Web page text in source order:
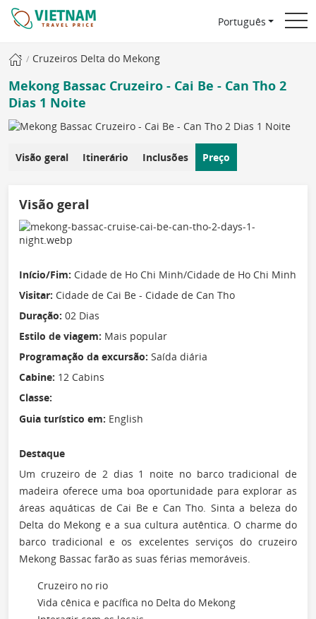
Português
Cruzeiros Delta do Mekong
Mekong Bassac Cruzeiro - Cai Be - Can Tho 2
Dias 1 Noite
Visão geral Itinerário Inclusões Preço
Visão geral
Início/Fim: Cidade de Ho Chi Minh/Cidade de Ho Chi Minh
Visitar: Cidade de Cai Be - Cidade de Can Tho
Duração: 02 Dias
Estilo de viagem: Mais popular
Programação da excursão: Saída diária
Cabine: 12 Cabins
Classe:
Guia turístico em: English
Destaque
Um cruzeiro de 2 dias 1 noite no barco tradicional de
madeira oferece uma boa oportunidade para explorar as
áreas aquáticas de Cai Be e Can Tho. Sinta a beleza do
Delta do Mekong e a sua cultura autêntica. O charme do
barco tradicional e os excelentes serviços do cruzeiro
Mekong Bassac farão as suas férias memoráveis.
Cruzeiro no rio
Vida cênica e pacífica no Delta do Mekong